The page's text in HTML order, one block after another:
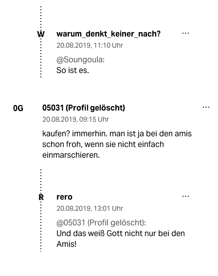
W warum_denkt_keiner_nach?
20.08.2019, 11:10 Uhr
@Soungoula:
So ist es.
0G 05031 (Profil gelöscht)
20.08.2019, 09:15 Uhr
kaufen? immerhin. man ist ja bei den amis
schon froh, wenn sie nicht einfach
einmarschieren.
R rero
20.08.2019, 13:01 Uhr
@05031 (Profil gelöscht):
Und das weiß Gott nicht nur bei den
Amis!